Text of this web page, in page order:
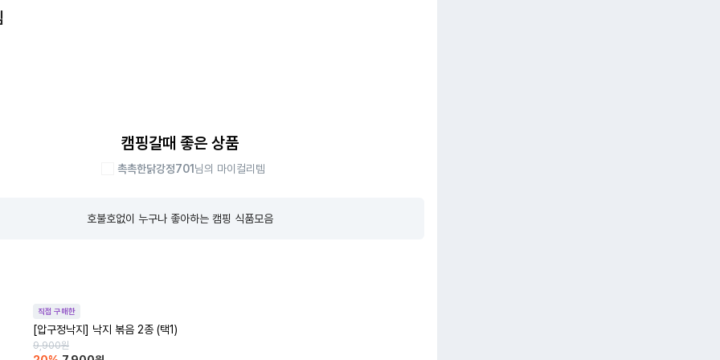
캠핑갈때 좋은 상품
촉촉한닭강정701 님의 마이컬리템
호불호없이 누구나 좋아하는 캠핑 식품모음
직접 구매한
[압구정낙지] 낙지 볶음 2종 (택1)
9,900원